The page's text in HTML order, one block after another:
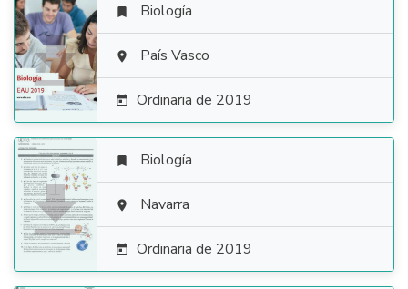

 Biología
 País Vasco
 Ordinaria de 2019

 Biología
 Navarra
 Ordinaria de 2019